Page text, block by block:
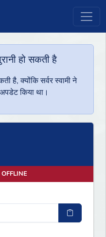
हो सकती है
है, क्योंकि सर्वर स्वामी ने
किया था।